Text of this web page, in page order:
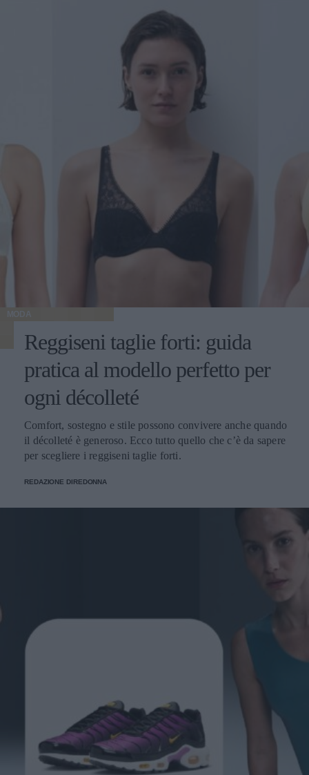
MODA
Reggiseni taglie forti: guida
pratica al modello perfetto per
ogni décolleté
Comfort, sostegno e stile possono convivere anche quando
il décolleté è generoso. Ecco tutto quello che c’è da sapere
per scegliere i reggiseni taglie forti.
REDAZIONE DIREDONNA